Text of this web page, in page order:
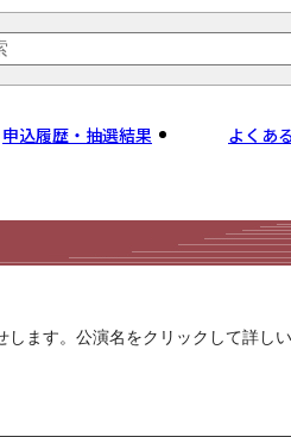
申込履歴・抽選結果 よくあ
ます。公演名をクリックして詳し